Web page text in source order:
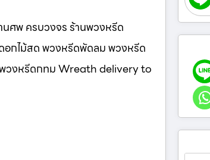
ศพ ครบวงจร ร้านพวงหรีด
อกไม้สด พวงหรีดพัดลม พวงหรีด
วงหรีดกทม Wreath delivery to